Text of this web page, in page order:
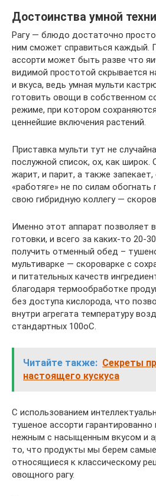
Достоинства умной
Рагу — блюдо достаточно
ним сможет справиться каждый.
ассорти может быть разве что
видимой простотой скрывается
и вкуса, ведь умная мульти
готовить овощи в собственном
режиме, при котором
ценнейшие включения растений.
Приставка мульти тут не
послужной список, ох, как широк.
жарит, и парит, а также
«работяге» не по силам обогнать
свою гибридную коллегу —
Именно этот аппарат позволяет
готовки, и всего за каких-то 20-
получить отменный обед –
мультиварке — скороварке с
и питательных качеств
благодаря термообработке
без доступа кислорода, что
внутри агрегата температуру
стандартных 100оС.
Читайте также: Секреты
настоящего кускуса
С использованием
тушеное ассорти
нежным с насыщенным вкусом и
то, что продукты мы берем
относящиеся к классическому
овощного рагу.